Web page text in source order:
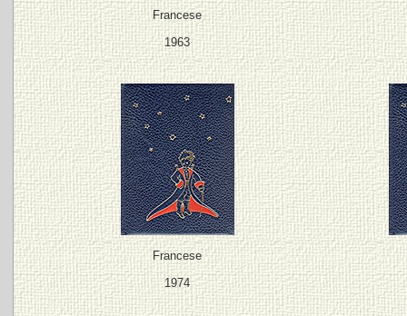
Francese
1963
Francese
1974